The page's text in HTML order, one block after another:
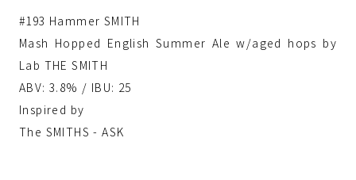
#193 Hammer SMITH
Mash Hopped English Summer Ale w/aged hops by
Lab THE SMITH
ABV: 3.8% / IBU: 25
Inspired by
The SMITHS - ASK